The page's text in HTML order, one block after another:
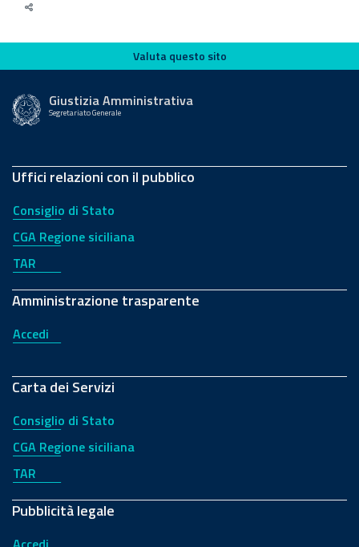
Valuta questo sito
Valuta questo sito
Giustizia Amministrativa
Segretariato Generale
Uffici relazioni con il pubblico
Consiglio di Stato
CGA Regione siciliana
TAR
Amministrazione trasparente
Accedi
Carta dei Servizi
Consiglio di Stato
CGA Regione siciliana
TAR
Pubblicità legale